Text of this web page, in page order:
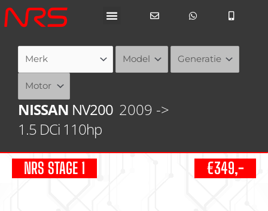
Ga
naar
NISSAN NV200 2009 ->
1.5 DCi 110hp
NRS STAGE 1 €349,-